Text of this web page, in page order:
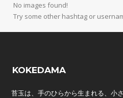
No images found!
Try some other hashtag or
KOKEDAMA
苔玉は、手のひらから生まれる、小